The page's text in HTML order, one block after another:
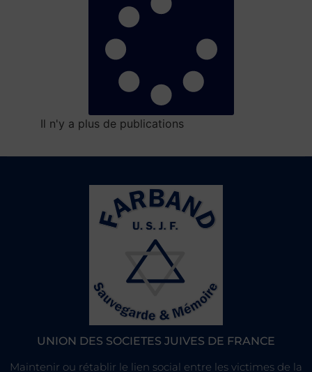
Il n'y a plus de publications
UNION DES SOCIETES JUIVES DE FRANCE
Maintenir ou rétablir le lien social entre les victimes de la